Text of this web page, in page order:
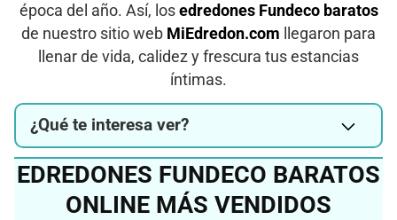
época del año. Así, los edredones Fundeco baratos
de nuestro sitio web MiEdredon.com llegaron para
llenar de vida, calidez y frescura tus estancias
íntimas.
¿Qué te interesa ver?
EDREDONES FUNDECO BARATOS
ONLINE MÁS VENDIDOS